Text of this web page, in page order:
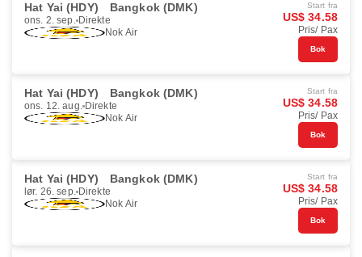
Hat Yai (HDY) Bangkok (DMK)
ons. 2. sep. Direkte
Nok Air
Start fra
US$ 34.58
Pris/ Pax
Bok
Hat Yai (HDY) Bangkok (DMK)
ons. 12. aug. Direkte
Nok Air
Start fra
US$ 34.58
Pris/ Pax
Bok
Hat Yai (HDY) Bangkok (DMK)
lør. 26. sep. Direkte
Nok Air
Start fra
US$ 34.58
Pris/ Pax
Bok